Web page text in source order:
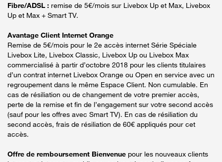
Fibre/ADSL : remise de 5€/mois sur Livebox Up et Max, Livebox
Up et Max + Smart TV.
Avantage Client Internet Orange
Remise de 5€/mois pour le 2e accès internet Série Spéciale
Livebox Lite, Livebox Classic, Livebox Up ou Livebox Max
commercialisé à partir d’octobre 2018 pour les clients titulaires
d’un contrat internet Livebox Orange ou Open en service avec un
regroupement dans le même Espace Client. Non cumulable. En
cas de résiliation ou de changement de votre premier accès,
perte de la remise et fin de l’engagement sur votre second accès
(sauf pour les offres avec Smart TV). En cas de résiliation du
second accès, frais de résiliation de 60€ appliqués pour cet
accès.
Offre de remboursement Bienvenue pour les nouveaux clients